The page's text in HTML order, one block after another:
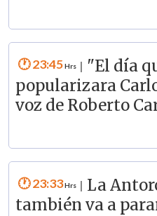
23:45
"El día
popularizara
voz de Roberto
23:33
La
también va a